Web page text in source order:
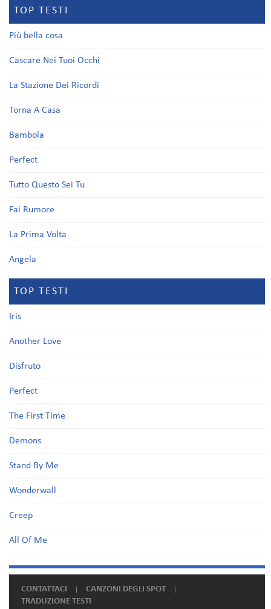
TOP TESTI
Più bella cosa
Cascare Nei Tuoi Occhi
La Stazione Dei Ricordi
Torna A Casa
Bambola
Perfect
Tutto Questo Sei Tu
Fai Rumore
La Prima Volta
Angela
TOP TESTI
Iris
Another Love
Disfruto
Perfect
The First Time
Demons
Stand By Me
Wonderwall
Creep
All Of Me
CONTATTACI
CANZONI DEGLI SPOT
TRADUZIONE TESTI